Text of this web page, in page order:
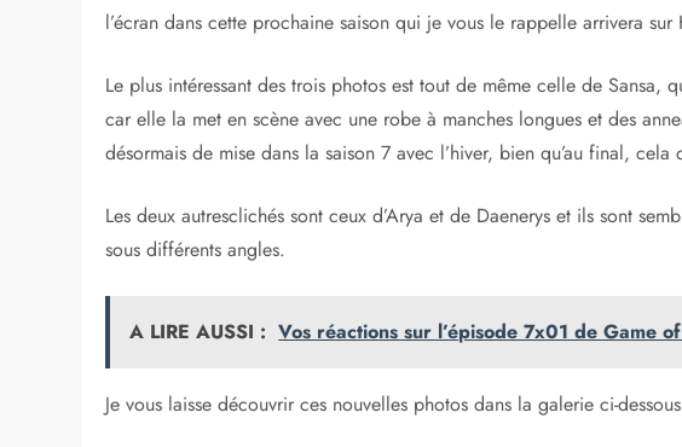
l’écran dans cette prochaine saison qui je vous le rappelle arrivera
Le plus intéressant des trois photos est tout de même celle de Sansa,
car elle la met en scène avec une robe à manches longues et des
désormais de mise dans la saison 7 avec l’hiver, bien qu’au final,
Les deux autresclichés sont ceux d’Arya et de Daenerys et ils sont
sous différents angles.
A LIRE AUSSI : Vos réactions sur l’épisode 7x01 de Game
Je vous laisse découvrir ces nouvelles photos dans la galerie ci-